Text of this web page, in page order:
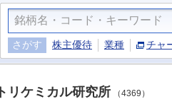
さがす 株主優待 業種 チャ
トリケミカル研究所 （4369）